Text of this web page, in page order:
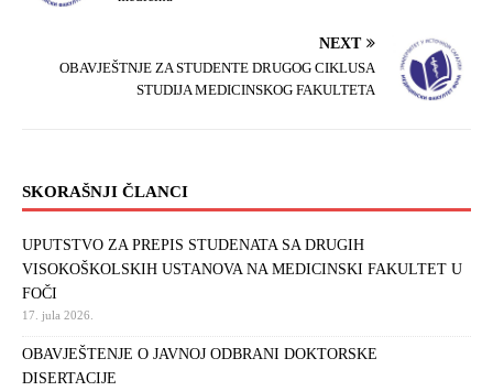
NEXT
OBAVJEŠTNJE ZA STUDENTE DRUGOG CIKLUSA
STUDIJA MEDICINSKOG FAKULTETA
SKORAŠNJI ČLANCI
UPUTSTVO ZA PREPIS STUDENATA SA DRUGIH
VISOKOŠKOLSKIH USTANOVA NA MEDICINSKI FAKULTET U
FOČI
17. jula 2026.
OBAVJEŠTENJE O JAVNOJ ODBRANI DOKTORSKE
DISERTACIJE